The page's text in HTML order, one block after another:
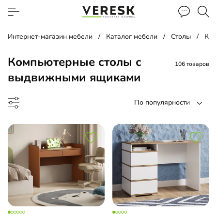
Интернет-магазин мебели Каталог мебели Столы
Компьютерные столы с
выдвижными ящиками
106 товаров
По популярности
стол
стол подвесной